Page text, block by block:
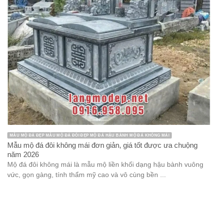
MẪU MỘ ĐÁ ĐẸP MẪU MỘ ĐÁ ĐÔI ĐẸP MỘ ĐÁ HẬU BÀNH MỘ ĐÁ KHÔNG MÁI
Mẫu mộ đá đôi không mái đơn giản, giá tốt được ưa chuộng
năm 2026
Mộ đá đôi không mái là mẫu mộ liền khối dạng hậu bành vuông
vức, gọn gàng, tính thẩm mỹ cao và vô cùng bền ...